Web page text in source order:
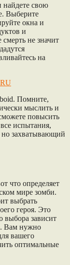
найдете свою
Выберите
окна и
и
не значит
на
Помните,
мыслить и
повысить
испытания,
но захватывающий
что определяет
мире зомби.
выбрать
героя. Это
выбора зависит
Вам нужно
вашего
оптимальные